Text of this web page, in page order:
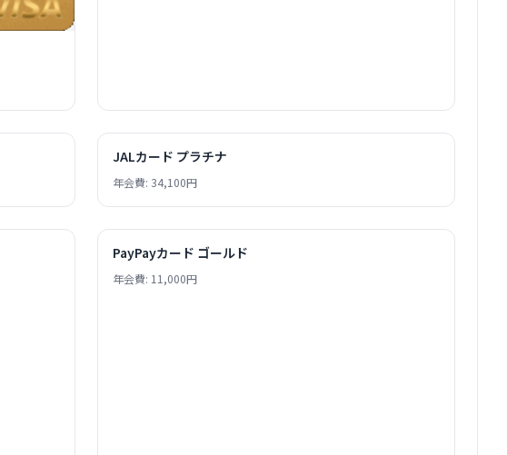
JALカード プラチナ
年会費: 34,100円
PayPayカード ゴールド
年会費: 11,000円